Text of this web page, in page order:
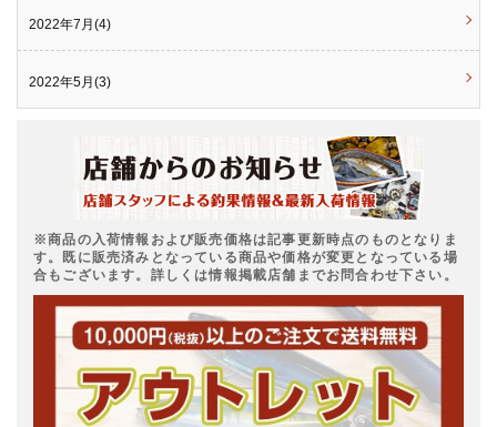
2022年7月(4)
2022年5月(3)
※商品の入荷情報および販売価格は記事更新時点のものとなりま
す。既に販売済みとなっている商品や価格が変更となっている場
合もございます。詳しくは情報掲載店舗までお問合わせ下さい。